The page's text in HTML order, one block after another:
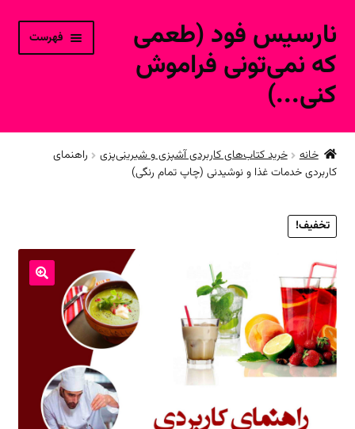
پرش
ناوبری
پرش
محتوا
نارسیس فود (طعمی
که نمی‌تونی فراموش
کنی...)
فهرست
خانه
حساب کاربری
محصولات فروشگاه آنلاین
ارتباط با ما
خانه خرید کتاب‌های کاربردی آشپزی و شیرینی‌پزی
راهنمای
کاربردی خدمات غذا و نوشیدنی (چاپ تمام رنگی)
تخفیف!